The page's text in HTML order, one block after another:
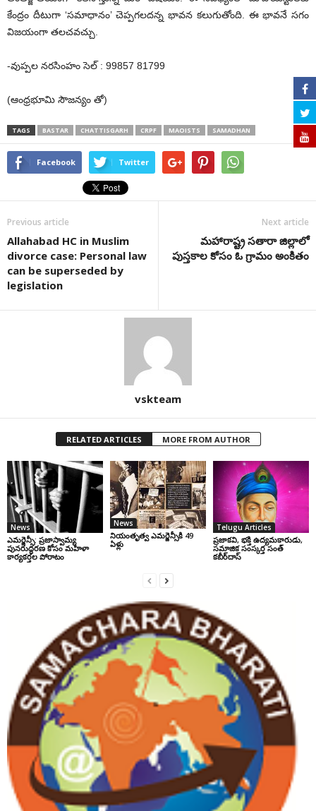
కేంద్రం దీటుగా ‘సమాధానం’ చెప్పగలదన్న భావన కలుగుతోంది. ఈ భావనే సగం
విజయంగా తలచవచ్చు.
-వుప్పల నరసింహం సెల్ : 99857 81799
(ఆంధ్రభూమి సౌజన్యం తో)
TAGS BASTAR CHATTISGARH CRPF MAOISTS SAMADHAN
Facebook Twitter
Previous article
Allahabad HC in Muslim
divorce case: Personal law
can be superseded by
legislation
Next article
మహారాష్ట్ర సతారా జిల్లాలో
పుస్తకాల కోసం ఓ గ్రామం అంకితం
vskteam
RELATED ARTICLES MORE FROM AUTHOR
News
ఎమర్జెన్సీ: ప్రజాస్వామ్య
పునరుద్ధరణ కోసం మహిళా
కార్యకర్తల పోరాటం
News
నియంతృత్వ ఎమర్జెన్సీకి 49
ఏళ్లు
Telugu Articles
ప్రజాకవి, భక్తి ఉద్యమకారుడు,
సమాజిక సంస్కర్త సంత్‌
కబీర్‌దాస్‌